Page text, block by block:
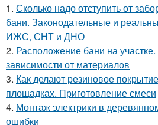
1. Сколько надо отступить от
бани. Законодательные и
ИЖС, СНТ и ДНО
2. Расположение бани на
зависимости от материалов
3. Как делают резиновое
площадках. Приготовление смеси
4. Монтаж электрики в
ошибки